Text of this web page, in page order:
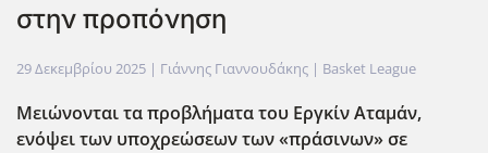
στην προπόνηση
29 Δεκεμβρίου 2025 | Γιάννης Γιαννουδάκης | Basket League
Μειώνονται τα προβλήματα του Εργκίν Αταμάν,
ενόψει των υποχρεώσεων των «πράσινων» σε